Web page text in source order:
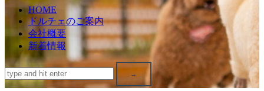
ド
ル
チ
HOME
ドルチェのご案内
会社概要
新着情報